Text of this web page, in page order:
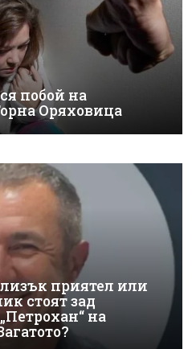
побой на
Оряховица
приятел или
стоят зад
на